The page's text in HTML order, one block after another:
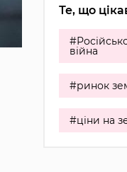
Те, що
війна
#ринок
#ціни на